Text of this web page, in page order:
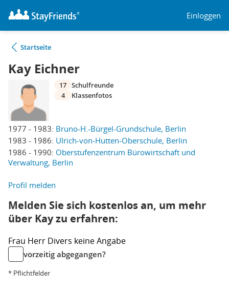
Einloggen
Startseite
Kay Eichner
1977 - 1983: Bruno-H.-Bürgel-Grundschule, Berlin
1983 - 1986: Ulrich-von-Hutten-Oberschule, Berlin
1986 - 1990: Oberstufenzentrum Bürowirtschaft und
Verwaltung, Berlin
17 Schulfreunde
4
Klassenfotos
Profil melden
Melden Sie sich kostenlos an, um mehr
über Kay zu erfahren:
Frau Herr Divers keine Angabe
vorzeitig abgegangen?
* Pflichtfelder